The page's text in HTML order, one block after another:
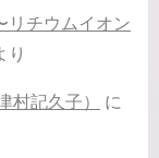
リチウムイオン
り
村記久子）
に